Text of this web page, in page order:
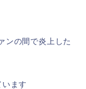
ンの間で炎上した
ます